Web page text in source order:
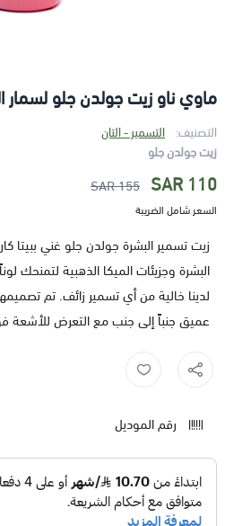
ماوي ناو زيت جولدن جلو لسمار البشرة
التصنيف:
التسمير - التان
زيت جولدن جلو
110 SAR
155 SAR
السعر شامل الضريبة
زيت تسمير البشرة جولدن جلو غني ببيتا
البشرة وجزيئات الميكا الذهبية لتمنحك
لدينا خالية من أي تسمير زائف. تم
عميق جنباً إلى جنب مع التعرض للأشعة
ماوي ناو , تان , تسمير ,
رقم الموديل